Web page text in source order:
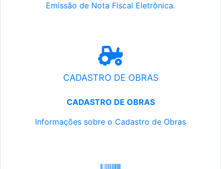
Emissão de Nota Fiscal Eletrônica.
CADASTRO DE OBRAS
CADASTRO DE OBRAS
Informações sobre o Cadastro de Obras